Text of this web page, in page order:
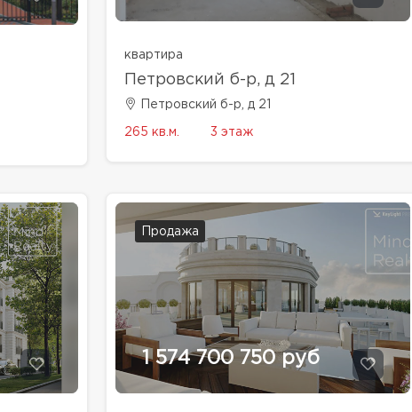
квартира
Петровский б-р, д 21
Петровский б-р, д 21
265 кв.м. 3 этаж
Продажа
1 574 700 750 руб